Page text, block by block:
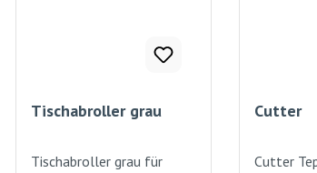
Tischabroller grau
Tischabroller grau für
Cutter
Cutter